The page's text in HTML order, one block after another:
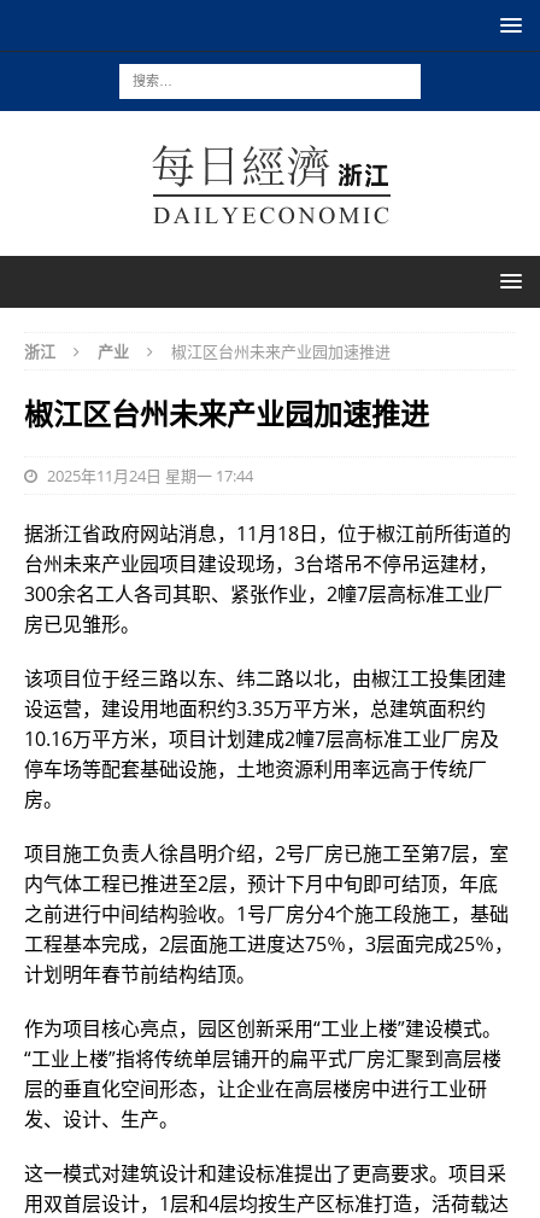
浙江 产业 椒江区台州未来产业园加速推进
椒江区台州未来产业园加速推进
2025年11月24日 星期一 17:44
据浙江省政府网站消息，11月18日，位于椒江前所街道的
台州未来产业园项目建设现场，3台塔吊不停吊运建材，
300余名工人各司其职、紧张作业，2幢7层高标准工业厂
房已见雏形。
该项目位于经三路以东、纬二路以北，由椒江工投集团建
设运营，建设用地面积约3.35万平方米，总建筑面积约
10.16万平方米，项目计划建成2幢7层高标准工业厂房及
停车场等配套基础设施，土地资源利用率远高于传统厂
房。
项目施工负责人徐昌明介绍，2号厂房已施工至第7层，室
内气体工程已推进至2层，预计下月中旬即可结顶，年底
之前进行中间结构验收。1号厂房分4个施工段施工，基础
工程基本完成，2层面施工进度达75％，3层面完成25％，
计划明年春节前结构结顶。
作为项目核心亮点，园区创新采用“工业上楼”建设模式。
“工业上楼”指将传统单层铺开的扁平式厂房汇聚到高层楼
层的垂直化空间形态，让企业在高层楼房中进行工业研
发、设计、生产。
这一模式对建筑设计和建设标准提出了更高要求。项目采
用双首层设计，1层和4层均按生产区标准打造，活荷载达